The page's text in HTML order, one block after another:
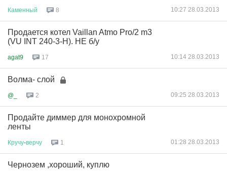
Каменный 8 10:27 28.03.2013
Продается котел Vaillan Atmo Pro/2 m3
(VU INT 240-3-H). НЕ б/у
agat9 17 10:14 28.03.2013
Волма- слой
@_ 2 09:25 28.03.2013
Продайте диммер для монохромной
ленты
Кручу-верчу 1 01:28 28.03.2013
Чернозем ,хороший, куплю